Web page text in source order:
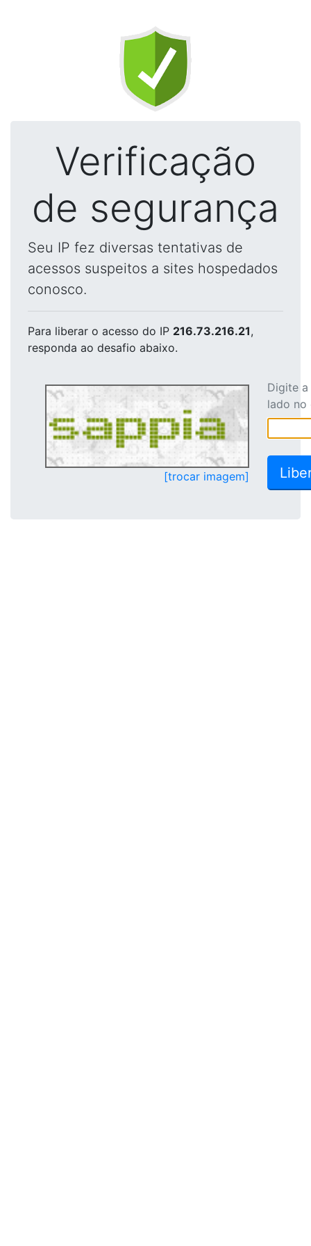
Verificação
de segurança
Seu IP fez diversas tentativas de
acessos suspeitos a sites hospedados
conosco.
Para liberar o acesso do IP 216.73.216.21,
responda ao desafio abaixo.
[trocar imagem]
Digite
lado no